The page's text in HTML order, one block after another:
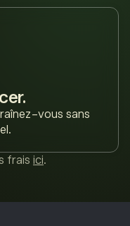
vous sans
frais ici.